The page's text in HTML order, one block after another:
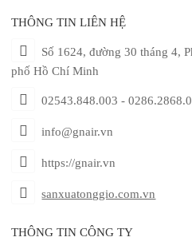
THÔNG TIN LIÊN HỆ
Số 1624, đường 30 tháng 4,
phố Hồ Chí Minh
02543.848.003 -
info@gnair.vn
https://gnair.vn
sanxuatonggio.com.vn
THÔNG TIN CÔNG TY